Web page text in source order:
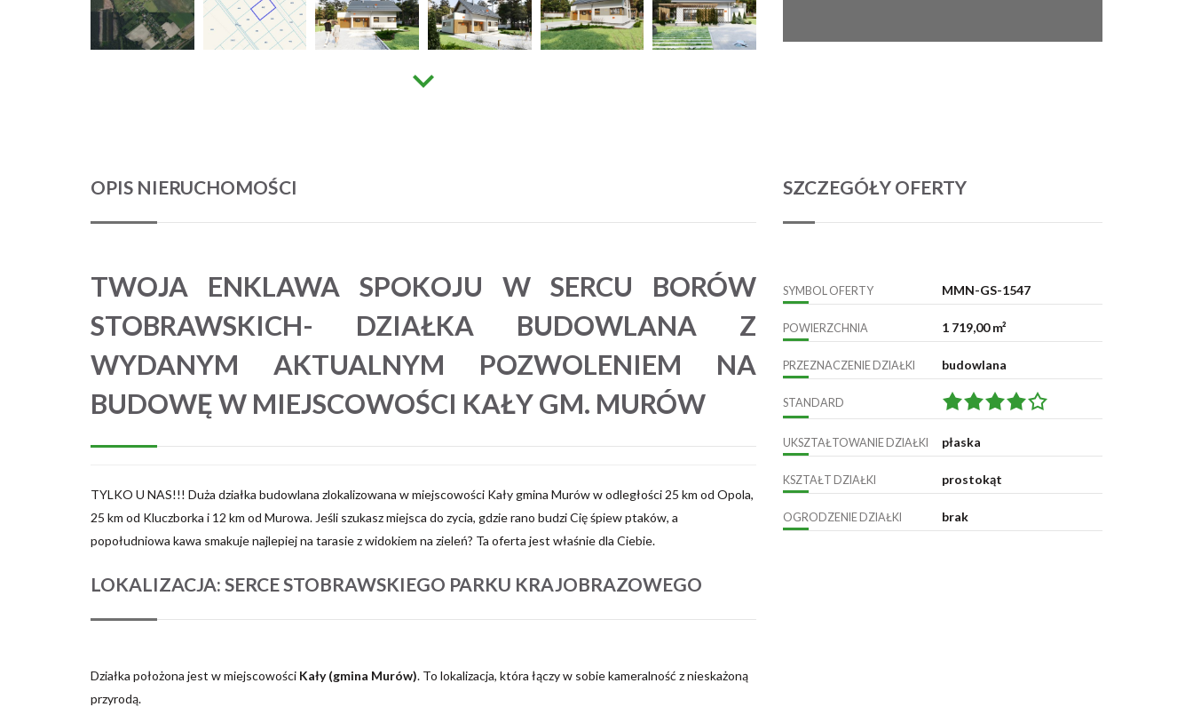
OPIS NIERUCHOMOŚCI
TWOJA ENKLAWA SPOKOJU W SERCU BORÓW
STOBRAWSKICH- DZIAŁKA BUDOWLANA Z
WYDANYM AKTUALNYM POZWOLENIEM NA
BUDOWĘ W MIEJSCOWOŚCI KAŁY GM. MURÓW
TYLKO U NAS!!! Duża działka budowlana zlokalizowana w miejscowości Kały gmina Murów w odległości 25 km od Opola,
25 km od Kluczborka i 12 km od Murowa. Jeśli szukasz miejsca do zycia, gdzie rano budzi Cię śpiew ptaków, a
popołudniowa kawa smakuje najlepiej na tarasie z widokiem na zieleń? Ta oferta jest właśnie dla Ciebie.
LOKALIZACJA: SERCE STOBRAWSKIEGO PARKU KRAJOBRAZOWEGO
Działka położona jest w miejscowości Kały (gmina Murów). To lokalizacja, która łączy w sobie kameralność z nieskażoną
przyrodą.
SZCZEGÓŁY OFERTY
SYMBOL OFERTY MMN-GS-1547
POWIERZCHNIA 1 719,00 m²
PRZEZNACZENIE DZIAŁKI budowlana
STANDARD
UKSZTAŁTOWANIE DZIAŁKI płaska
KSZTAŁT DZIAŁKI prostokąt
OGRODZENIE DZIAŁKI brak